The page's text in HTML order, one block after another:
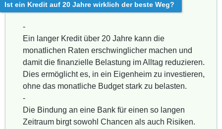
Ist ein Kredit auf 20 Jahre wirklich der beste Weg?
-
Ein langer Kredit über 20 Jahre kann die
monatlichen Raten erschwinglicher machen und
damit die finanzielle Belastung im Alltag reduzieren.
Dies ermöglicht es, in ein Eigenheim zu investieren,
ohne das monatliche Budget stark zu belasten.
-
Die Bindung an eine Bank für einen so langen
Zeitraum birgt sowohl Chancen als auch Risiken.